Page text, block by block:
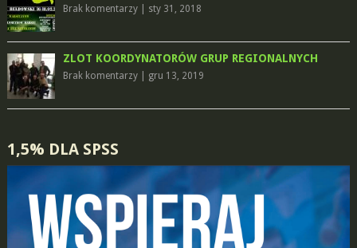
Brak komentarzy| sty 31, 2018
ZLOT KOORDYNATORÓW GRUP REGIONALNYCH
Brak komentarzy| gru 13, 2019
1,5% DLA SPSS